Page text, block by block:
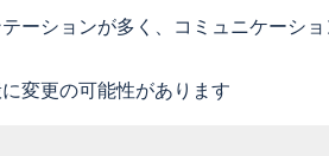
ーションが多く、コミュニケーシ
変更の可能性があります